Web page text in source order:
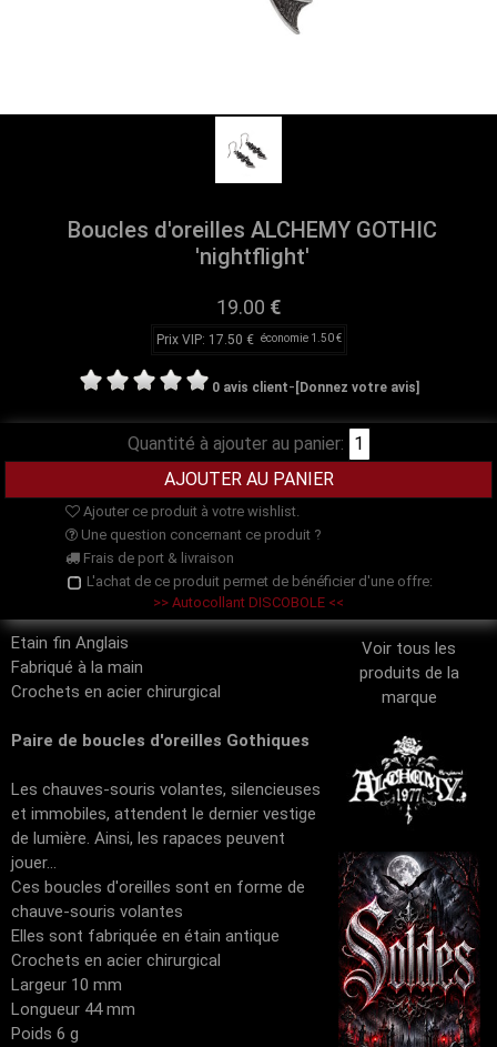
Boucles d'oreilles ALCHEMY GOTHIC
'nightflight'
19.00 €
Prix VIP: 17.50 € économie 1.50 €
0 avis client- [Donnez votre avis]
Quantité à ajouter au panier:
Ajouter ce produit à votre wishlist.
Une question concernant ce produit ?
Frais de port & livraison
L'achat de ce produit permet de bénéficier d'une offre:
>> Autocollant DISCOBOLE <<
Voir tous les
produits de la
marque
Etain fin Anglais
Fabriqué à la main
Crochets en acier chirurgical
Paire de boucles d'oreilles Gothiques
Les chauves-souris volantes, silencieuses
et immobiles, attendent le dernier vestige
de lumière. Ainsi, les rapaces peuvent
jouer...
Ces boucles d'oreilles sont en forme de
chauve-souris volantes
Elles sont fabriquée en étain antique
Crochets en acier chirurgical
Largeur 10 mm
Longueur 44 mm
Poids 6 g